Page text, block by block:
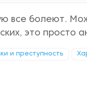
все болеют.
это просто
и преступность